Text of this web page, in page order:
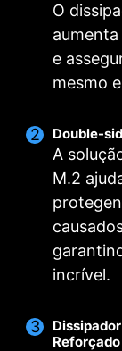
O
e
mesmo
Double-
A
M.2
incrível.
Reforçado